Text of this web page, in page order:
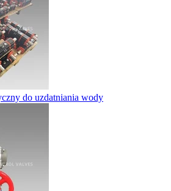
do uzdatniania wody